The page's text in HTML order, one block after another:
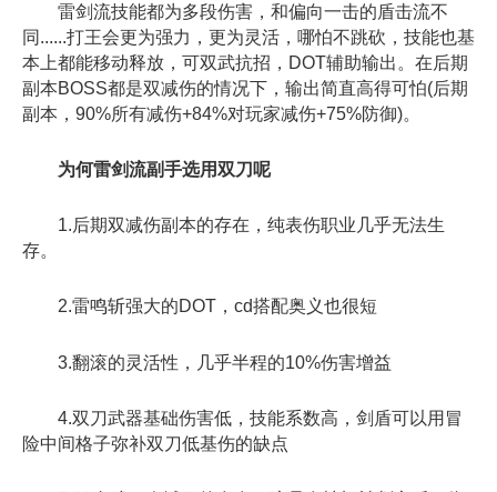
雷剑流技能都为多段伤害，和偏向一击的盾击流不
同......打王会更为强力，更为灵活，哪怕不跳砍，技能也基
本上都能移动释放，可双武抗招，DOT辅助输出。在后期
副本BOSS都是双减伤的情况下，输出简直高得可怕(后期
副本，90%所有减伤+84%对玩家减伤+75%防御)。
为何雷剑流副手选用双刀呢
1.后期双减伤副本的存在，纯表伤职业几乎无法生
存。
2.雷鸣斩强大的DOT，cd搭配奥义也很短
3.翻滚的灵活性，几乎半程的10%伤害增益
4.双刀武器基础伤害低，技能系数高，剑盾可以用冒
险中间格子弥补双刀低基伤的缺点